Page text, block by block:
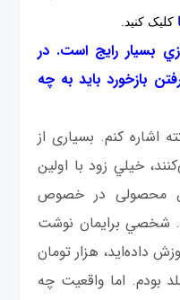
کلیک کنید.
بسيار رايج است. در
بازخورد بايد به چه
اشاره كنم. بسیاری از
خيلي زود با اولين
من محصولی در خصوص
شخصي برايمان نوشت
داده‌ايد، هزار تومان
بودم. اما واقعيت چه